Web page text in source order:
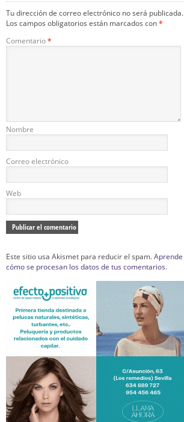
Tu dirección de correo electrónico no será publicada.
Los campos obligatorios están marcados con*
Comentario*
Nombre
Correo electrónico
Web
Este sitio usa Akismet para reducir el spam.Aprende
cómo se procesan los datos de tus comentarios.